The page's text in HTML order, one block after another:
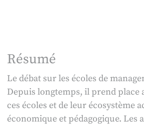
par
écoles
de
management
Résumé
Le débat sur les écoles de
Depuis longtemps, il prend place
ces écoles et de leur écosystème
économique et pédagogique. Les